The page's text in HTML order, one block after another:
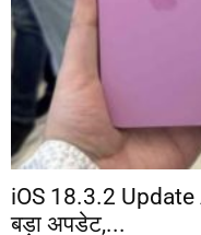
iOS 18.3.2
बड़ा अपडेट,...